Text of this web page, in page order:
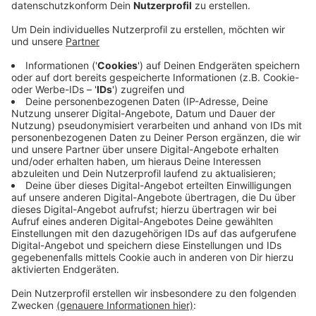
Anzeige
Auch vom Notfalldienst hat das Krankenhaus sich
abgemeldet. Und bittet die Patienten, im Notfall in ein
anderes Düsseldorfer Krankenhaus zu gehen. Wegen
der Störung des IT-Systems ist die Uni-Klinik
außerdem nur schlecht erreichbar. Sobald das Problem
behoben ist, meldet die Klinik es über die sozialen
Medien.
www.uniklinik-duesseldorf.de/
Twitter
Facebook
Anzeige